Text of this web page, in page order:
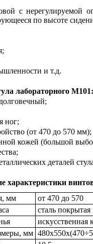
с нерегулируемой
по высоте
и т.д.
лабораторного М101:
ног;
(от 470 до 570 мм);
кожей (большой
деталей
характеристики
мм
от 470 до 570
сталь
искусственная
мм